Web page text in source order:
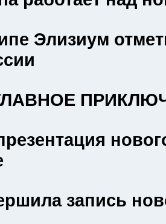
Элизиум
запись